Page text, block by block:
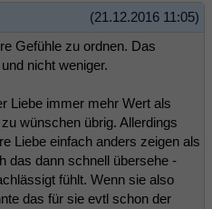
(21.12.2016 11:05)
Gefühle zu ordnen. Das
nicht weniger.
Liebe immer mehr Wert als
wünschen übrig. Allerdings
Liebe einfach anders zeigen als
das dann schnell übersehe -
fühlt. Wenn sie also
das für sie evtl schon der